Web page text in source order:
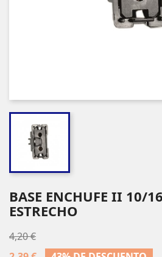
BASE ENCHUFE II 10/
ESTRECHO
4,20 €